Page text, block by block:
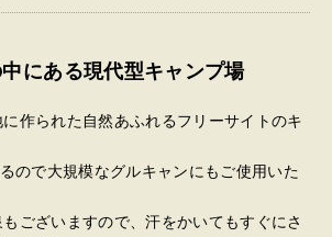
にある現代型キャンプ場
作られた自然あふれるフリーサイトのキ
ので大規模なグルキャンにもご使用いた
ございますので、汗をかいてもすぐにさ